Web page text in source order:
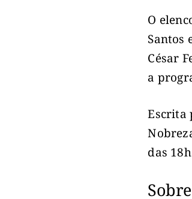
O
Santos
César
a
Escrita
das